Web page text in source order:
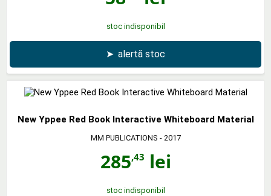
stoc indisponibil
➤ alertă stoc
New Yppee Red Book Interactive Whiteboard Material
MM PUBLICATIONS - 2017
285,43 lei
stoc indisponibil